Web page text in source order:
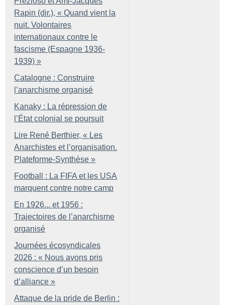
Rapin (dir.), « Quand vient la
nuit. Volontaires
internationaux contre le
fascisme (Espagne 1936-
1939) »
Catalogne : Construire
l’anarchisme organisé
Kanaky : La répression de
l’État colonial se poursuit
Lire René Berthier, « Les
Anarchistes et l’organisation.
Plateforme-Synthèse »
Football : La FIFA et les USA
marquent contre notre camp
En 1926... et 1956 :
Trajectoires de l’anarchisme
organisé
Journées écosyndicales
2026 : « Nous avons pris
conscience d’un besoin
d’alliance »
Attaque de la pride de Berlin :